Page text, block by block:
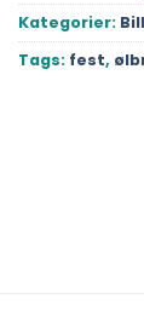
Kategorier:
Tags: fest,